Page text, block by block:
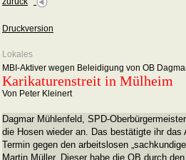
Druckversion
Lokales
MBI-Aktiver wegen Beleidigung von OB
Karikaturenstreit in Mülheim
Von Peter Kleinert
Dagmar Mühlenfeld, SPD-
die Hosen wieder an. Das bestätigte ihr
Termin gegen den arbeitslosen
Martin Müller. Dieser habe die OB durch